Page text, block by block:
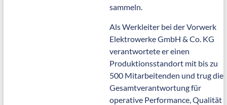
sammeln.
Als Werkleiter bei der Vorwerk
Elektrowerke GmbH & Co. KG
verantwortete er einen
Produktionsstandort mit bis zu
500 Mitarbeitenden und trug die
Gesamtverantwortung für
operative Performance, Qualität